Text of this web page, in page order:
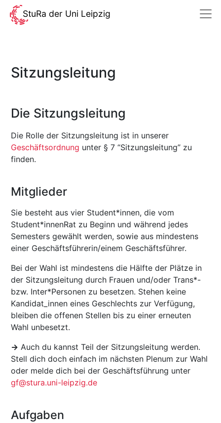
StuRa der Uni Leipzig
Sitzungsleitung
Die Sitzungsleitung
Die Rolle der Sitzungsleitung ist in unserer
Geschäftsordnung unter § 7 “Sitzungsleitung” zu
finden.
Mitglieder
Sie besteht aus vier Student*innen, die vom
Student*innenRat zu Beginn und während jedes
Semesters gewählt werden, sowie aus mindestens
einer Geschäftsführerin/einem Geschäftsführer.
Bei der Wahl ist mindestens die Hälfte der Plätze in
der Sitzungsleitung durch Frauen und/oder Trans*-
bzw. Inter*Personen zu besetzen. Stehen keine
Kandidat_innen eines Geschlechts zur Verfügung,
bleiben die offenen Stellen bis zu einer erneuten
Wahl unbesetzt.
-> Auch du kannst Teil der Sitzungsleitung werden.
Stell dich doch einfach im nächsten Plenum zur Wahl
oder melde dich bei der Geschäftsführung unter
gf@stura.uni-leipzig.de
Aufgaben